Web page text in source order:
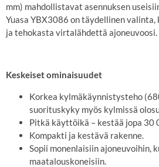
mm) mahdollistavat asennuksen
Yuasa YBX3086 on täydellinen
ja tehokasta virtalähdettä ajoneuvoosi.
Keskeiset ominaisuudet
Korkea kylmäkäynnistysteho
suorituskyky myös kylmissä
Pitkä käyttöikä – kestää jopa 30
Kompakti ja kestävä rakenne.
Sopii monenlaisiin ajoneuvoihin,
maatalouskoneisiin.